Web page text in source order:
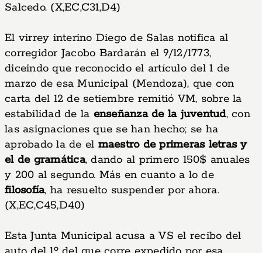
Salcedo. (X,EC,C31,D4)
El virrey interino Diego de Salas notifica al
corregidor Jacobo Bardarán el 9/12/1773,
diceindo que reconocido el artículo del 1 de
marzo de esa Municipal (Mendoza), que con
carta del 12 de setiembre remitió VM, sobre la
estabilidad de la enseñanza de la juventud, con
las asignaciones que se han hecho; se ha
aprobado la de el maestro de primeras letras y
el de gramática, dando al primero 150$ anuales
y 200 al segundo. Más en cuanto a lo de
filosofía, ha resuelto suspender por ahora.
(X,EC,C45,D40)
Esta Junta Municipal acusa a VS el recibo del